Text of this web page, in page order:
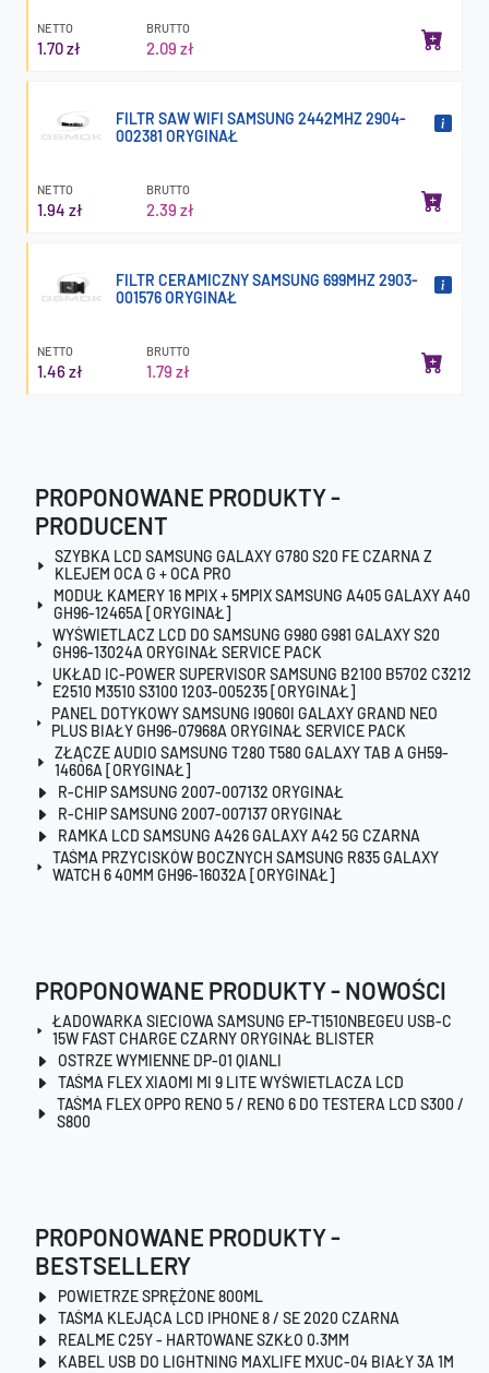
NETTO
1.70 zł
BRUTTO
2.09 zł
FILTR SAW WIFI SAMSUNG 2442MHZ 2904-
002381 ORYGINAŁ
NETTO
1.94 zł
BRUTTO
2.39 zł
FILTR CERAMICZNY SAMSUNG 699MHZ 2903-
001576 ORYGINAŁ
NETTO
1.46 zł
BRUTTO
1.79 zł
PROPONOWANE PRODUKTY -
PRODUCENT
SZYBKA LCD SAMSUNG GALAXY G780 S20 FE CZARNA Z
KLEJEM OCA G + OCA PRO
MODUŁ KAMERY 16 MPIX + 5MPIX SAMSUNG A405 GALAXY A40
GH96-12465A [ORYGINAŁ]
WYŚWIETLACZ LCD DO SAMSUNG G980 G981 GALAXY S20
GH96-13024A ORYGINAŁ SERVICE PACK
UKŁAD IC-POWER SUPERVISOR SAMSUNG B2100 B5702 C3212
E2510 M3510 S3100 1203-005235 [ORYGINAŁ]
PANEL DOTYKOWY SAMSUNG I9060I GALAXY GRAND NEO
PLUS BIAŁY GH96-07968A ORYGINAŁ SERVICE PACK
ZŁĄCZE AUDIO SAMSUNG T280 T580 GALAXY TAB A GH59-
14606A [ORYGINAŁ]
R-CHIP SAMSUNG 2007-007132 ORYGINAŁ
R-CHIP SAMSUNG 2007-007137 ORYGINAŁ
RAMKA LCD SAMSUNG A426 GALAXY A42 5G CZARNA
TAŚMA PRZYCISKÓW BOCZNYCH SAMSUNG R835 GALAXY
WATCH 6 40MM GH96-16032A [ORYGINAŁ]
PROPONOWANE PRODUKTY - NOWOŚCI
ŁADOWARKA SIECIOWA SAMSUNG EP-T1510NBEGEU USB-C
15W FAST CHARGE CZARNY ORYGINAŁ BLISTER
OSTRZE WYMIENNE DP-01 QIANLI
TAŚMA FLEX XIAOMI MI 9 LITE WYŚWIETLACZA LCD
TAŚMA FLEX OPPO RENO 5 / RENO 6 DO TESTERA LCD S300 /
S800
PROPONOWANE PRODUKTY -
BESTSELLERY
POWIETRZE SPRĘŻONE 800ML
TAŚMA KLEJĄCA LCD IPHONE 8 / SE 2020 CZARNA
REALME C25Y - HARTOWANE SZKŁO 0.3MM
KABEL USB DO LIGHTNING MAXLIFE MXUC-04 BIAŁY 3A 1M